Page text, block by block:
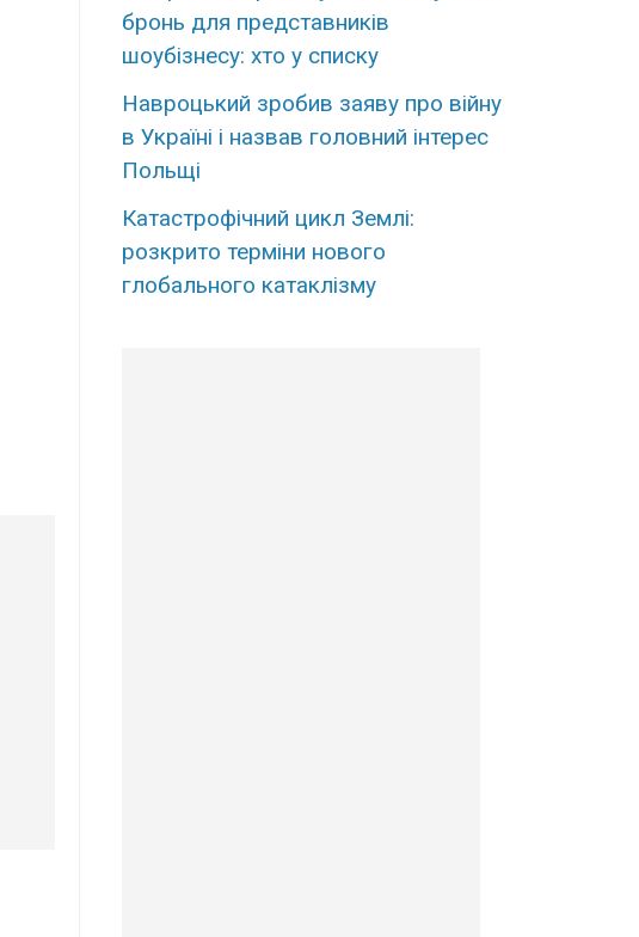
бронь для представників
шоубізнесу: хто у списку
Навроцький зробив заяву про війну
в Україні і назвав головний інтерес
Польщі
Катастрофічний цикл Землі:
розкрито терміни нового
глобального катаклізму